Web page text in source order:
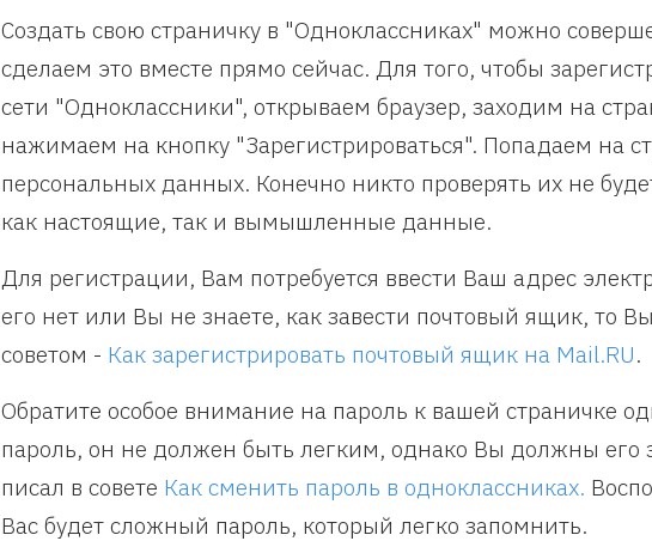
Создать свою страничку в "Одноклассниках" можно
сделаем это вместе прямо сейчас. Для того, чтобы
сети "Одноклассники", открываем браузер, заходим на
нажимаем на кнопку "Зарегистрироваться". Попадаем на
персональных данных. Конечно никто проверять их не
как настоящие, так и вымышленные данные.
Для регистрации, Вам потребуется ввести Ваш адрес
его нет или Вы не знаете, как завести почтовый ящик, то
советом - Как зарегистрировать почтовый ящик на Mail.RU.
Обратите особое внимание на пароль к вашей страничке
пароль, он не должен быть легким, однако Вы должны его
писал в совете Как сменить пароль в одноклассниках.
Вас будет сложный пароль, который легко запомнить.